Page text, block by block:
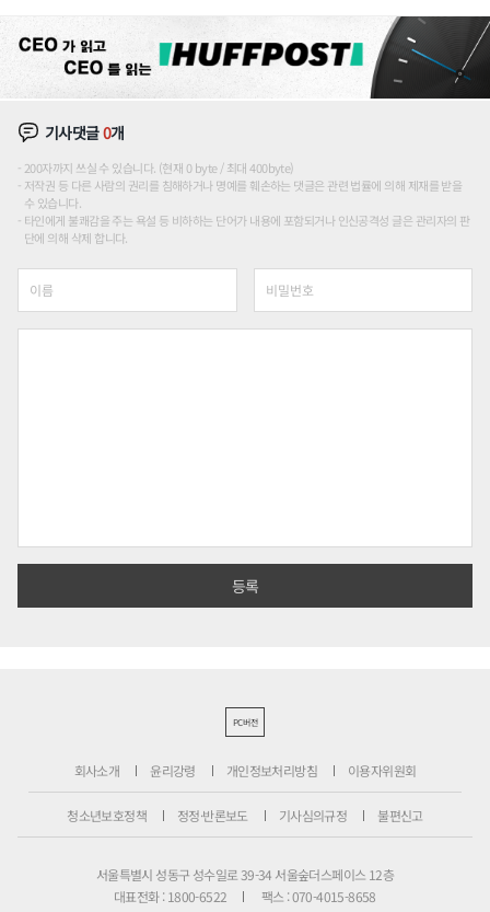
기사댓글0개
200자까지 쓰실 수 있습니다. (현재 0 byte / 최대 400byte)
저작권 등 다른 사람의 권리를 침해하거나 명예를 훼손하는 댓글은 관련 법률에 의해 제재를 받을
수 있습니다.
타인에게 불쾌감을 주는 욕설 등 비하하는 단어가 내용에 포함되거나 인신공격성 글은 관리자의 판
단에 의해 삭제 합니다.
PC버전
회사소개 윤리강령 개인정보처리방침 이용자위원회
청소년보호정책 정정·반론보도 기사심의규정 불편신고
서울특별시 성동구 성수일로 39-34 서울숲더스페이스 12층
대표전화 : 1800-6522
팩스 : 070-4015-8658